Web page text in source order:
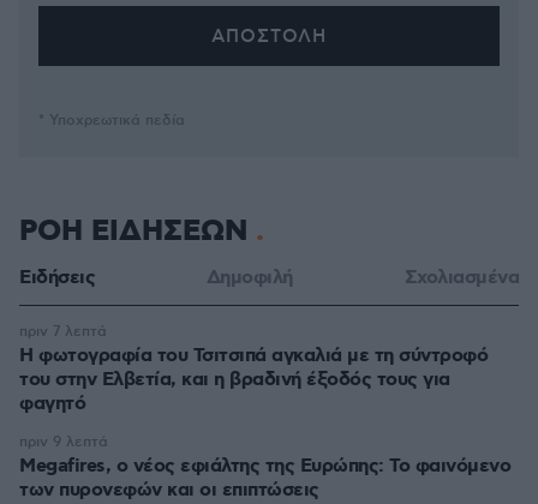
* Υποχρεωτικά πεδία
ΡΟΗ ΕΙΔΗΣΕΩΝ
Ειδήσεις Δημοφιλή Σχολιασμένα
Η φωτογραφία του Τσιτσιπά αγκαλιά με τη σύντροφό
του στην Ελβετία, και η βραδινή έξοδός τους για
φαγητό
πριν 7 λεπτά
Megafires, ο νέος εφιάλτης της Ευρώπης: Το φαινόμενο
των πυρονεφών και οι επιπτώσεις
πριν 9 λεπτά